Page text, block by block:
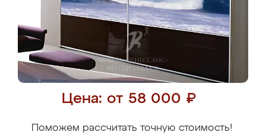
Цена: от 58 000 ₽
Поможем рассчитать точную стоимость!